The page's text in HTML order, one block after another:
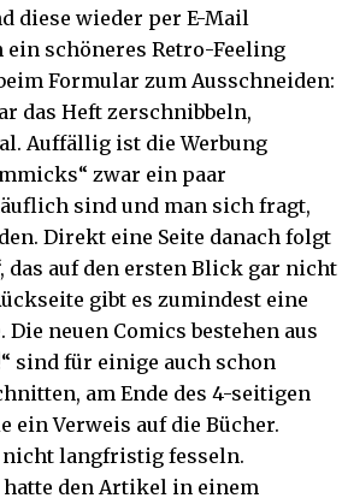
diese wieder per E-Mail
ein schöneres Retro-Feeling
Formular zum Ausschneiden:
das Heft zerschnibbeln,
Auffällig ist die Werbung
zwar ein paar
sind und man sich fragt,
Direkt eine Seite danach folgt
das auf den ersten Blick gar nicht
gibt es zumindest eine
Die neuen Comics bestehen aus
sind für einige auch schon
am Ende des 4-seitigen
ein Verweis auf die Bücher.
nicht langfristig fesseln.
den Artikel in einem